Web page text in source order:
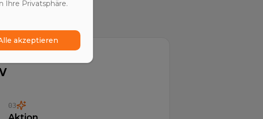
03
Ihre Privatsphäre.
akzeptieren